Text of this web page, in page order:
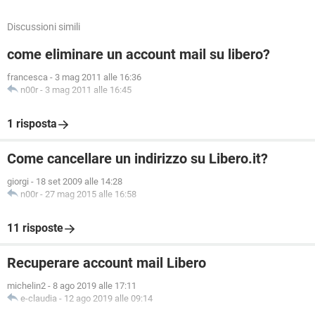
Discussioni simili
come eliminare un account mail su libero?
francesca - 3 mag 2011 alle 16:36
n00r - 3 mag 2011 alle 16:45
1 risposta
Come cancellare un indirizzo su Libero.it?
giorgi - 18 set 2009 alle 14:28
n00r - 27 mag 2015 alle 16:58
11 risposte
Recuperare account mail Libero
michelin2 - 8 ago 2019 alle 17:11
e-claudia - 12 ago 2019 alle 09:14